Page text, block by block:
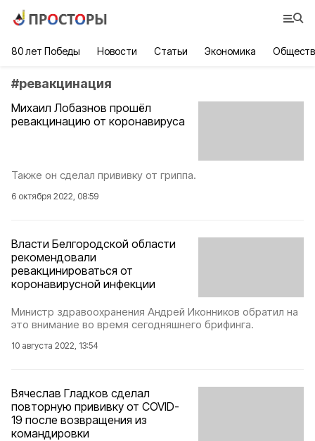
80 лет Победы Новости Статьи Экономика
#ревакцинация
Михаил Лобазнов прошёл
ревакцинацию от коронавируса
Также он сделал прививку от гриппа.
6 октября 2022, 08:59
Власти Белгородской области
рекомендовали
ревакцинироваться от
коронавирусной инфекции
Министр здравоохранения Андрей Иконников обратил на
это внимание во время сегодняшнего брифинга.
10 августа 2022, 13:54
Вячеслав Гладков сделал
повторную прививку от COVID-
19 после возвращения из
командировки